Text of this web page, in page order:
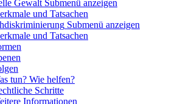
Gewalt Submenü anzeigen
und Tatsachen
Submenü anzeigen
und Tatsachen
tun? Wie helfen?
Schritte
Informationen